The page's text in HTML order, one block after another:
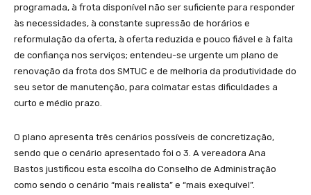
programada, à frota disponível não ser suficiente para responder
às necessidades, à constante supressão de horários e
reformulação da oferta, à oferta reduzida e pouco fiável e à falta
de confiança nos serviços; entendeu-se urgente um plano de
renovação da frota dos SMTUC e de melhoria da produtividade do
seu setor de manutenção, para colmatar estas dificuldades a
curto e médio prazo.
O plano apresenta três cenários possíveis de concretização,
sendo que o cenário apresentado foi o 3. A vereadora Ana
Bastos justificou esta escolha do Conselho de Administração
como sendo o cenário “mais realista” e “mais exequível”.